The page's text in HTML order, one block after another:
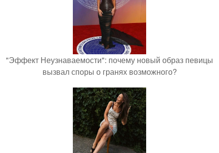
"Эффект Неузнаваемости": почему новый образ певицы
вызвал споры о гранях возможного?